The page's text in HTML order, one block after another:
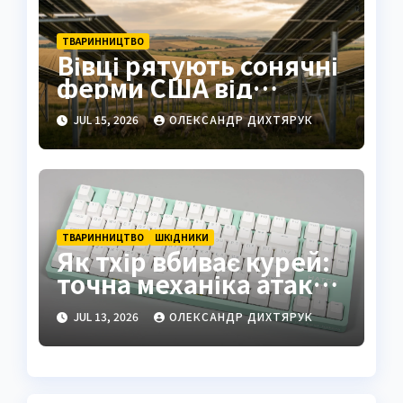
ТВАРИННИЦТВО
Вівці рятують сонячні
ферми США від
бур’янів
JUL 15, 2026 ОЛЕКСАНДР ДИХТЯРУК
ТВАРИННИЦТВО ШКІДНИКИ
Як тхір вбиває курей:
точна механіка атаки
хижака
JUL 13, 2026 ОЛЕКСАНДР ДИХТЯРУК